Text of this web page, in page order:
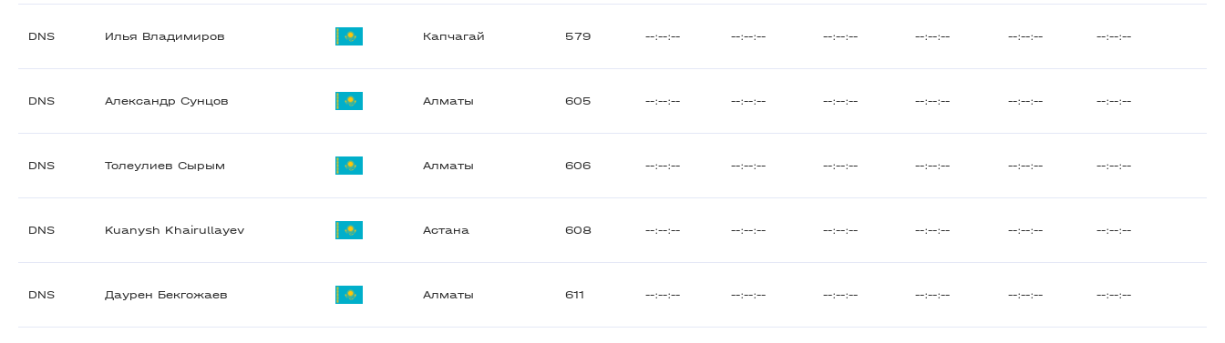
DNS Илья Владимиров Капчагай 579 --:--:-- --:--:-- --:--:-- --:--:-- --:--:-- --:--:--
DNS Александр Сунцов Алматы 605 --:--:-- --:--:-- --:--:-- --:--:-- --:--:-- --:--:--
DNS Толеулиев Сырым Алматы 606 --:--:-- --:--:-- --:--:-- --:--:-- --:--:-- --:--:--
DNS Kuanysh Khairullayev Астана 608 --:--:-- --:--:-- --:--:-- --:--:-- --:--:-- --:--:--
DNS Даурен Бекгожаев Алматы 611 --:--:-- --:--:-- --:--:-- --:--:-- --:--:-- --:--:--